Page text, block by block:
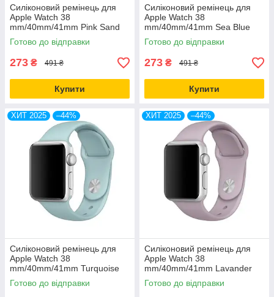
Силіконовий ремінець для
Apple Watch 38
mm/40mm/41mm Pink Sand
пудра
Готово до відправки
273 ₴ 491 ₴
Купити
Силіконовий ремінець для
Apple Watch 38
mm/40mm/41mm Sea Blue
бірюза
Готово до відправки
273 ₴ 491 ₴
Купити
ХИТ 2025 –44%
Силіконовий ремінець для
Apple Watch 38
mm/40mm/41mm Turquoise
світло-зелений
Готово до відправки
ХИТ 2025 –44%
Силіконовий ремінець для
Apple Watch 38
mm/40mm/41mm Lavander
лаванда
Готово до відправки